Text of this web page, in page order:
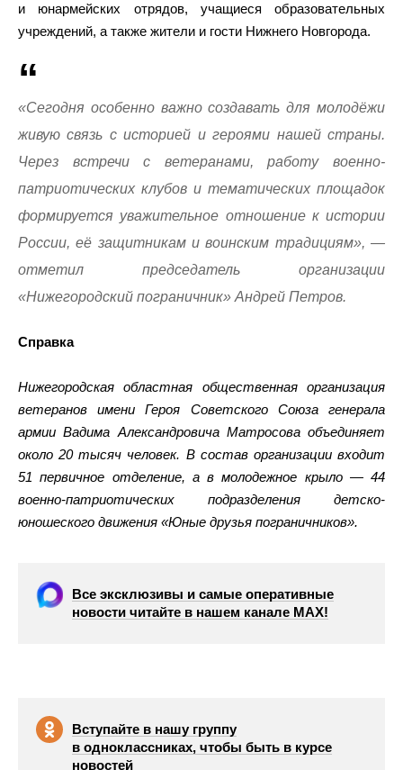
и юнармейских отрядов, учащиеся образовательных
учреждений, а также жители и гости Нижнего Новгорода.
«Сегодня особенно важно создавать для молодёжи
живую связь с историей и героями нашей страны.
Через встречи с ветеранами, работу военно-
патриотических клубов и тематических площадок
формируется уважительное отношение к истории
России, её защитникам и воинским традициям», —
отметил председатель организации
«Нижегородский пограничник» Андрей Петров.
Справка
Нижегородская областная общественная организация
ветеранов имени Героя Советского Союза генерала
армии Вадима Александровича Матросова объединяет
около 20 тысяч человек. В состав организации входит
51 первичное отделение, а в молодежное крыло — 44
военно-патриотических подразделения детско-
юношеского движения «Юные друзья пограничников».
Все эксклюзивы и самые оперативные
новости читайте в нашем канале МАХ!
Вступайте в нашу группу
в одноклассниках, чтобы быть в курсе
новостей